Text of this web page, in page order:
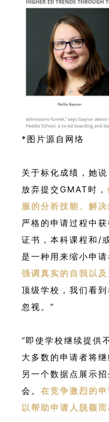
*图片源自网络
关于标化成绩，她
放弃提交GMAT时，
服的分析技能、解
严格的申请过程中
证书，本科课程和/
是一种用来缩小申
强调真实的自我以
顶级学校，我们看
忽视。”
“即使学校继续提供
大多数的申请者将
另一个数据点展示
会。 在竞争激烈的
以帮助申请人脱颖而